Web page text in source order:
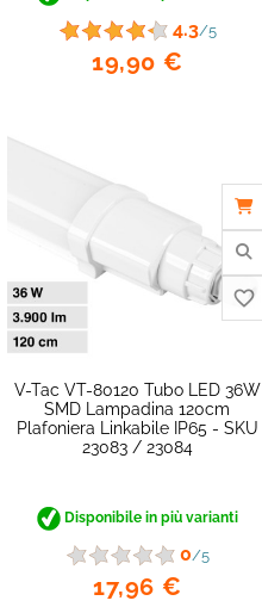
4.3/5
19,90 €
V-Tac VT-80120 Tubo LED 36W
SMD Lampadina 120cm
Plafoniera Linkabile IP65 - SKU
23083 / 23084
Disponibile in più varianti
0/5
17,96 €